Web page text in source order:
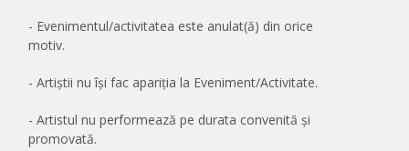
- Evenimentul/activitatea este anulat(ă) din orice
motiv.
- Artiștii nu își fac apariția la Eveniment/Activitate.
- Artistul nu performează pe durata convenită și
promovată.